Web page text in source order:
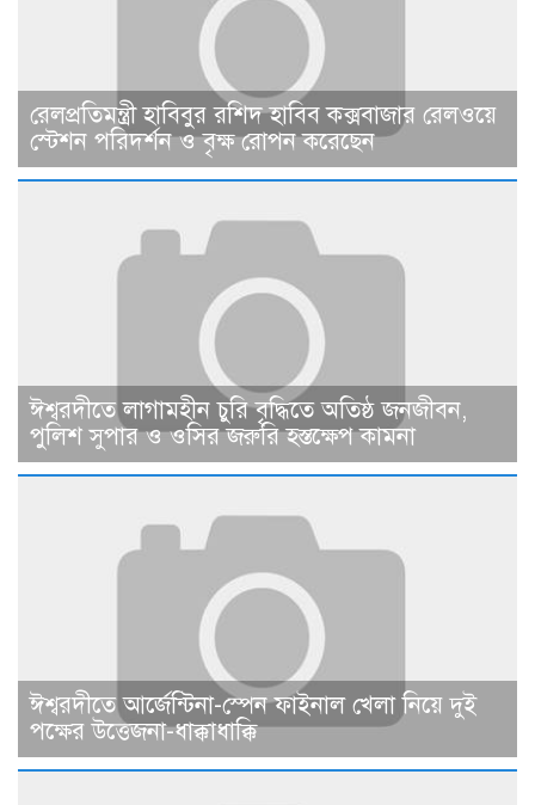
রেলপ্রতিমন্ত্রী হাবিবুর রশিদ হাবিব কক্সবাজার রেলওয়ে
স্টেশন পরিদর্শন ও বৃক্ষ রোপন করেছেন
ঈশ্বরদীতে লাগামহীন চুরি বৃদ্ধিতে অতিষ্ঠ জনজীবন,
পুলিশ সুপার ও ওসির জরুরি হস্তক্ষেপ কামনা ​
ঈশ্বরদীতে আর্জেন্টিনা-স্পেন ফাইনাল খেলা নিয়ে দুই
পক্ষের উত্তেজনা-ধাক্কাধাক্কি